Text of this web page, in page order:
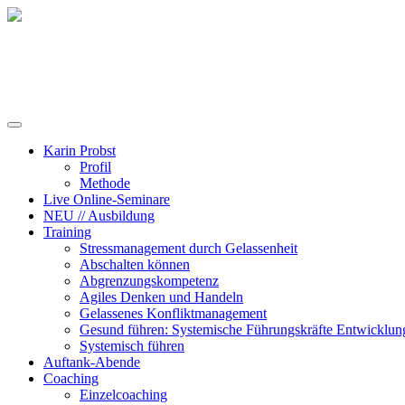
Karin Probst
Profil
Methode
Live Online-Seminare
NEU // Ausbildung
Training
Stressmanagement durch Gelassenheit
Abschalten können
Abgrenzungskompetenz
Agiles Denken und Handeln
Gelassenes Konfliktmanagement
Gesund führen: Systemische Führungskräfte
Systemisch führen
Auftank-Abende
Coaching
Einzelcoaching